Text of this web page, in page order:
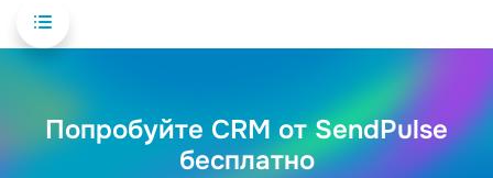
Попробуйте CRM от SendPulse
бесплатно